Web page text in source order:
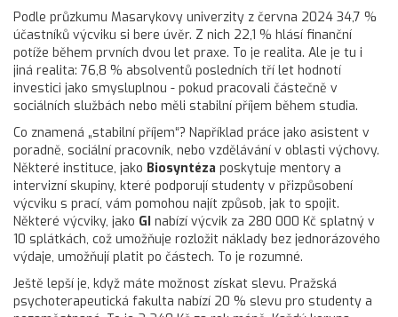
Podle průzkumu Masarykovy univerzity z června 2024 34,7 %
účastníků výcviku si bere úvěr. Z nich 22,1 % hlásí finanční
potíže během prvních dvou let praxe. To je realita. Ale je tu i
jiná realita: 76,8 % absolventů posledních tří let hodnotí
investici jako smysluplnou - pokud pracovali částečně v
sociálních službách nebo měli stabilní příjem během studia.
Co znamená „stabilní příjem“? Například práce jako asistent v
poradně, sociální pracovník, nebo vzdělávání v oblasti výchovy.
Některé instituce, jako Biosyntéza poskytuje mentory a
intervizní skupiny, které podporují studenty v přizpůsobení
výcviku s prací, vám pomohou najít způsob, jak to spojit.
Některé výcviky, jako GI nabízí výcvik za 280 000 Kč splatný v
10 splátkách, což umožňuje rozložit náklady bez jednorázového
výdaje, umožňují platit po částech. To je rozumné.
Ještě lepší je, když máte možnost získat slevu. Pražská
psychoterapeutická fakulta nabízí 20 % slevu pro studenty a